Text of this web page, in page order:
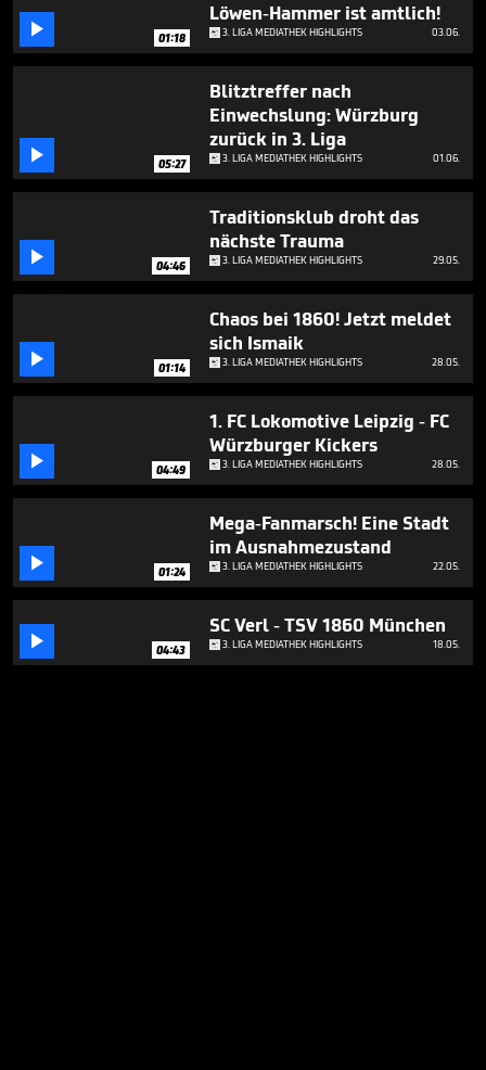
 01:18
Löwen-Hammer ist amtlich!
3. LIGA MEDIATHEK HIGHLIGHTS 03.06.
 05:27
Blitztreffer nach
Einwechslung: Würzburg
zurück in 3. Liga
3. LIGA MEDIATHEK HIGHLIGHTS 01.06.
 04:46
Traditionsklub droht das
nächste Trauma
3. LIGA MEDIATHEK HIGHLIGHTS 29.05.
 01:14
Chaos bei 1860! Jetzt meldet
sich Ismaik
3. LIGA MEDIATHEK HIGHLIGHTS 28.05.
 04:49
1. FC Lokomotive Leipzig - FC
Würzburger Kickers
3. LIGA MEDIATHEK HIGHLIGHTS 28.05.
 01:24
Mega-Fanmarsch! Eine Stadt
im Ausnahmezustand
3. LIGA MEDIATHEK HIGHLIGHTS 22.05.
 04:43
SC Verl - TSV 1860 München
3. LIGA MEDIATHEK HIGHLIGHTS 18.05.